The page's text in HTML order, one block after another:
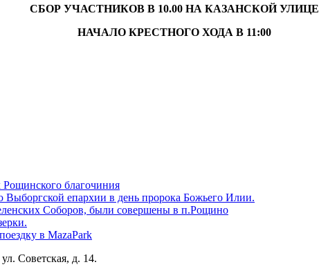
СБОР УЧАСТНИКОВ В 10.00 НА КАЗАНСКОЙ УЛИЦЕ
НАЧАЛО КРЕСТНОГО ХОДА В 11:00
благочиния
епархии в день пророка Божьего Илии.
Соборов, были совершены в п.Рощино
в MazaPark
Советская, д. 14.